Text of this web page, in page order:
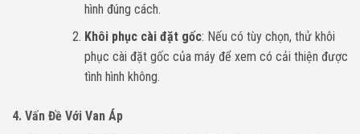
hình đúng cách.
Khôi phục cài đặt gốc: Nếu có tùy chọn, thử khôi
phục cài đặt gốc của máy để xem có cải thiện được
tình hình không.
4. Vấn Đề Với Van Áp